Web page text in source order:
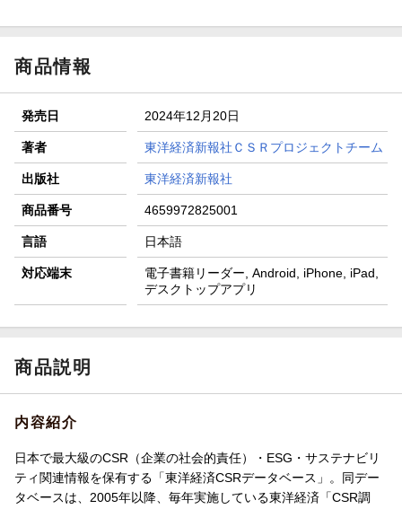
商品情報
発売日 2024年12月20日
著者 東洋経済新報社ＣＳＲプロジェクトチーム
出版社 東洋経済新報社
商品番号 4659972825001
言語 日本語
対応端末
電子書籍リーダー, Android, iPhone, iPad,
デスクトップアプリ
商品説明
内容紹介
日本で最大級のCSR（企業の社会的責任）・ESG・サステナビリ
ティ関連情報を保有する「東洋経済CSRデータベース」。同デー
タベースは、2005年以降、毎年実施している東洋経済「CSR調